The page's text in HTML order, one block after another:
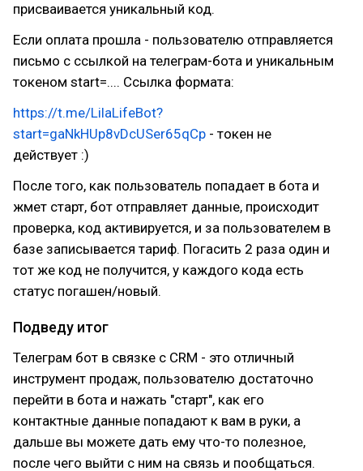
присваивается уникальный код.
Если оплата прошла - пользователю отправляется
письмо с ссылкой на телеграм-бота и уникальным
токеном start=.... Ссылка формата:
https://t.me/LilaLifeBot?
start=gaNkHUp8vDcUSer65qCp - токен не
действует :)
После того, как пользователь попадает в бота и
жмет старт, бот отправляет данные, происходит
проверка, код активируется, и за пользователем в
базе записывается тариф. Погасить 2 раза один и
тот же код не получится, у каждого кода есть
статус погашен/новый.
Подведу итог
Телеграм бот в связке с CRM - это отличный
инструмент продаж, пользователю достаточно
перейти в бота и нажать "старт", как его
контактные данные попадают к вам в руки, а
дальше вы можете дать ему что-то полезное,
после чего выйти с ним на связь и пообщаться.